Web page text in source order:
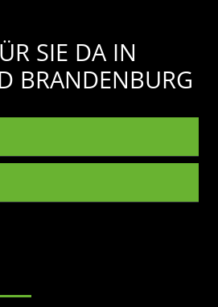
SIE DA IN
BRANDENBURG